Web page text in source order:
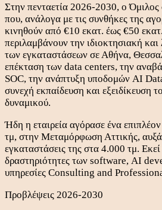
Στην πενταετία 2026-2030, ο Όμιλος
που, ανάλογα με τις συνθήκες της
κινηθούν από €10 εκατ. έως €50
περιλαμβάνουν την ιδιοκτησιακή και
των εγκαταστάσεων σε Αθήνα,
επέκταση των data centers, την
SOC, την ανάπτυξη υποδομών AI
συνεχή εκπαίδευση και εξειδίκευση
δυναμικού.
Ήδη η εταιρεία αγόρασε ένα
τμ, στην Μεταμόρφωση Αττικής,
εγκαταστάσεις της στα 4.000 τμ. Εκεί
δραστηριότητες των software, ΑΙ
υπηρεσίες Consulting and
Προβλέψεις 2026-2030